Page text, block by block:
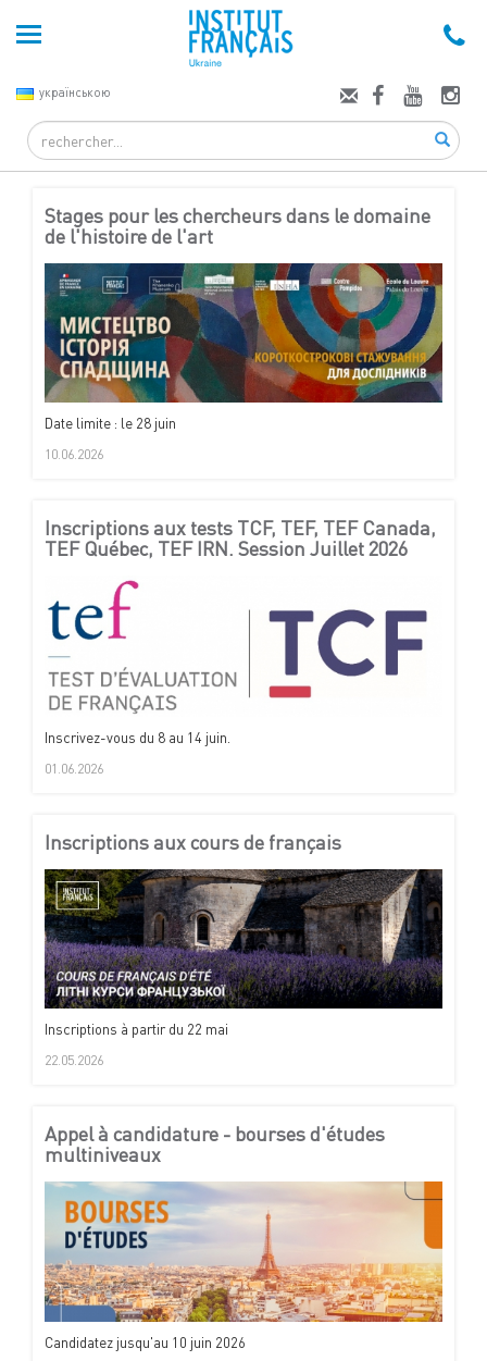
українською
Search
Stages pour les chercheurs dans le domaine
de l'histoire de l'art
Date limite : le 28 juin
10.06.2026
Inscriptions aux tests TCF, TEF, TEF Canada,
TEF Québec, TEF IRN. Session Juillet 2026
Inscrivez-vous du 8 au 14 juin.
01.06.2026
Inscriptions aux cours de français
Inscriptions à partir du 22 mai
22.05.2026
Appel à candidature - bourses d'études
multiniveaux
Candidatez jusqu'au 10 juin 2026